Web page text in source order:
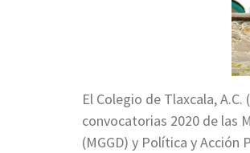
El Colegio de Tlaxcala,
convocatorias 2020 de las
(MGGD) y Política y Acción